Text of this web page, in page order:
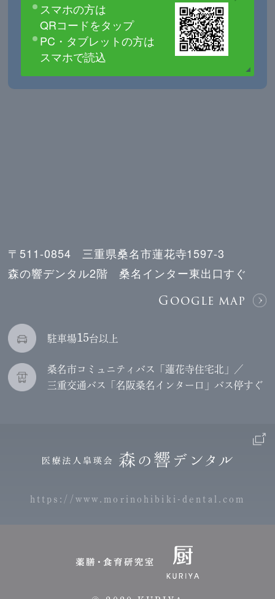
スマホの方は
QRコードをタップ
PC・タブレットの方は
スマホで読込
〒511-0854 三重県桑名市蓮花寺1597-3
森の響デンタル2階 桑名インター東出口すぐ
Google map
駐車場15台以上
桑名市コミュニティバス「蓮花寺住宅北」／
三重交通バス「名阪桑名インター口」バス停すぐ
https://www.morinohibiki-dental.com